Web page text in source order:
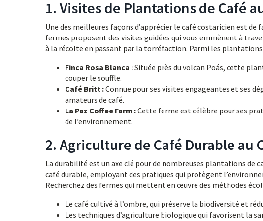
1. Visites de Plantations de Café
Une des meilleures façons d’apprécier le café costaricien est
fermes proposent des visites guidées qui vous emmènent à
à la récolte en passant par la torréfaction. Parmi les
Finca Rosa Blanca :Située près du volcan Poás, cette
couper le souffle.
Café Britt :Connue pour ses visites engageantes et ses
amateurs de café.
La Paz Coffee Farm :Cette ferme est célèbre pour ses
de l’environnement.
2. Agriculture de Café Durable au
La durabilité est un axe clé pour de nombreuses plantations de
café durable, employant des pratiques qui protègent
Recherchez des fermes qui mettent en œuvre des méthodes
Le café cultivé à l’ombre, qui préserve la biodiversité et
Les techniques d’agriculture biologique qui favorisent la